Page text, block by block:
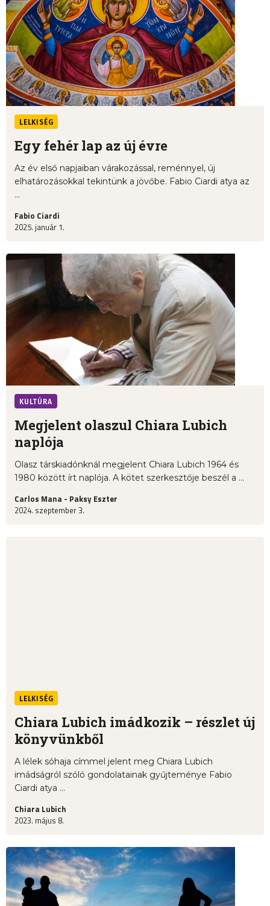
LELKISÉG
Egy fehér lap az új évre
Az év első napjaiban várakozással, reménnyel, új
elhatározásokkal tekintünk a jövőbe. Fabio Ciardi atya az
...
Fabio Ciardi
2025. január 1.
KULTÚRA
Megjelent olaszul Chiara Lubich
naplója
Olasz társkiadónknál megjelent Chiara Lubich 1964 és
1980 között írt naplója. A kötet szerkesztője beszél a ...
Carlos Mana - Paksy Eszter
2024. szeptember 3.
LELKISÉG
Chiara Lubich imádkozik – részlet új
könyvünkből
A lélek sóhaja címmel jelent meg Chiara Lubich
imádságról szóló gondolatainak gyűjteménye Fabio
Ciardi atya ...
Chiara Lubich
2023. május 8.